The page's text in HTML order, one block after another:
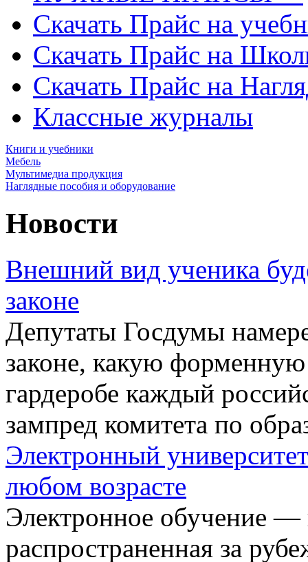
Скачать Прайс на
Скачать Прайс на
Скачать Прайс на
Классные журналы
Книги и учебники
Мебель
Мультимедиа продукция
Наглядные пособия и оборудование
Новости
Внешний вид ученика
законе
Депутаты Госдумы
законе, какую
гардеробе каждый
зампред комитета по
Электронный
любом возрасте
Электронное обучение
распространенная за